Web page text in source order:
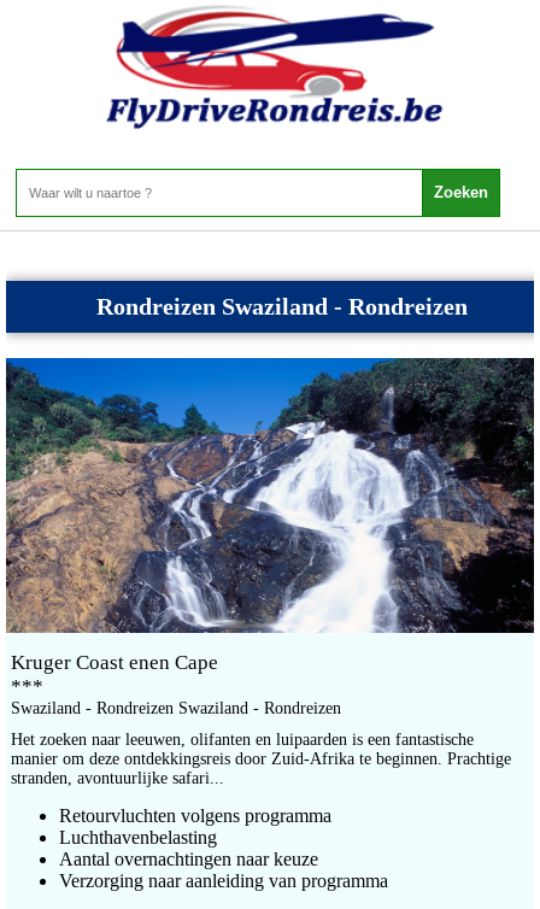
Swaziland - Rondreizen Swaziland
Home>Swaziland>Rondreizen Swaziland
�
Rondreizen Swaziland - Rondreizen
Kruger Coast enen Cape
***
Swaziland - Rondreizen Swaziland - Rondreizen
Het zoeken naar leeuwen, olifanten en luipaarden is een fantastische
manier om deze ontdekkingsreis door Zuid-Afrika te beginnen. Prachtige
stranden, avontuurlijke safari...
Retourvluchten volgens programma
Luchthavenbelasting
Aantal overnachtingen naar keuze
Verzorging naar aanleiding van programma